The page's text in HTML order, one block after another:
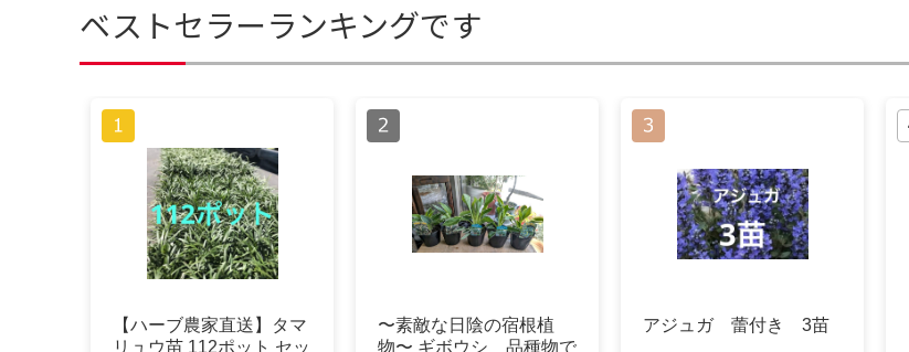
ベストセラーランキングです
【ハーブ農家直送】タマ
リュウ苗 112ポット セッ
〜素敵な日陰の宿根植
物〜 ギボウシ 品種物で
アジュガ 蕾付き 3苗